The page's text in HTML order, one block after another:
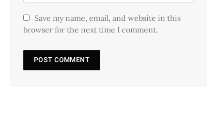
Save my name, email, and website in this
browser for the next time I comment.